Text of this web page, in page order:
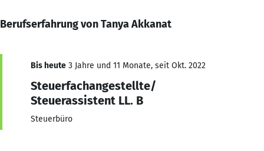
Berufserfahrung von Tanya Akkanat
Bis heute 3 Jahre und 11 Monate, seit Okt. 2022
Steuerfachangestellte/
Steuerassistent LL. B
Steuerbüro